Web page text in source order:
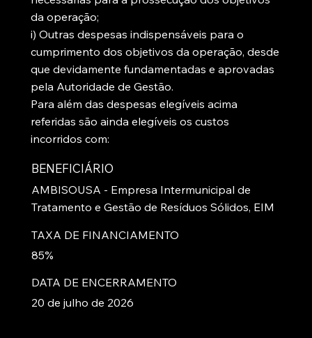
da operação;
i) Outras despesas indispensáveis para o
cumprimento dos objetivos da operação, desde
que devidamente fundamentadas e aprovadas
pela Autoridade de Gestão.
Para além das despesas elegíveis acima
referidas são ainda elegíveis os custos
incorridos com:
BENEFICIÁRIO
AMBISOUSA - Empresa Intermunicipal de
Tratamento e Gestão de Resíduos Sólidos, EIM
TAXA DE FINANCIAMENTO
85%
DATA DE ENCERRAMENTO
20 de julho de 2026